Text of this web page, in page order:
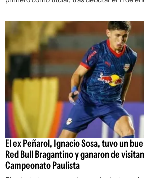
El ex Peñarol, Ignacio Sosa, tuvo un
Red Bull Bragantino y ganaron de
Campeonato Paulista